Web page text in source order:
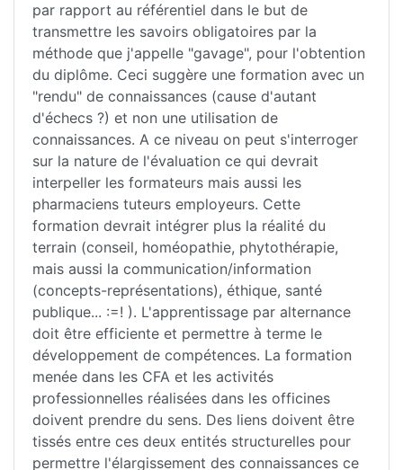
par rapport au référentiel dans le but de
transmettre les savoirs obligatoires par la
méthode que j'appelle "gavage", pour l'obtention
du diplôme. Ceci suggère une formation avec un
"rendu" de connaissances (cause d'autant
d'échecs ?) et non une utilisation de
connaissances. A ce niveau on peut s'interroger
sur la nature de l'évaluation ce qui devrait
interpeller les formateurs mais aussi les
pharmaciens tuteurs employeurs. Cette
formation devrait intégrer plus la réalité du
terrain (conseil, homéopathie, phytothérapie,
mais aussi la communication/information
(concepts-représentations), éthique, santé
publique... :=! ). L'apprentissage par alternance
doit être efficiente et permettre à terme le
développement de compétences. La formation
menée dans les CFA et les activités
professionnelles réalisées dans les officines
doivent prendre du sens. Des liens doivent être
tissés entre ces deux entités structurelles pour
permettre l'élargissement des connaissances ce